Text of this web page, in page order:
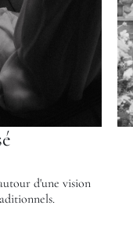
d'une vision